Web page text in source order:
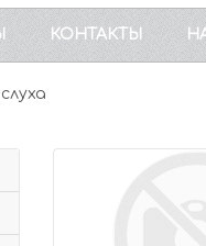
КОНТАКТЫ